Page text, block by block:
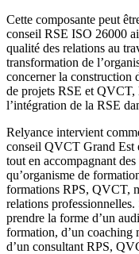
Cette composante peut
conseil RSE ISO 26000
qualité des relations au
transformation de
concerner la construction
de projets RSE et
l’intégration de la RSE
Relyance intervient
conseil QVCT Grand Est
tout en accompagnant
qu’organisme de
formations RPS, QVCT,
relations
prendre la forme d’un
formation, d’un coaching
d’un consultant RPS,